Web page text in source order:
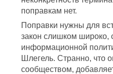
поправкам нет.
Поправки нужны для
закон слишком широко,
информационной
Шлегель. Странно, что
сообществом,